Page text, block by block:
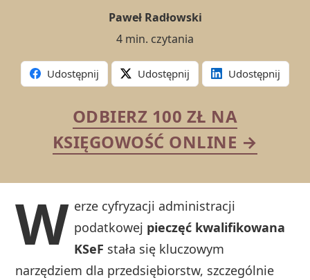
Paweł Radłowski
4 min. czytania
Udostępnij Udostępnij Udostępnij
ODBIERZ 100 ZŁ NA
KSIĘGOWOŚĆ ONLINE →
W erze cyfryzacji administracji
podatkowej pieczęć kwalifikowana
KSeF stała się kluczowym
narzędziem dla przedsiębiorstw, szczególnie